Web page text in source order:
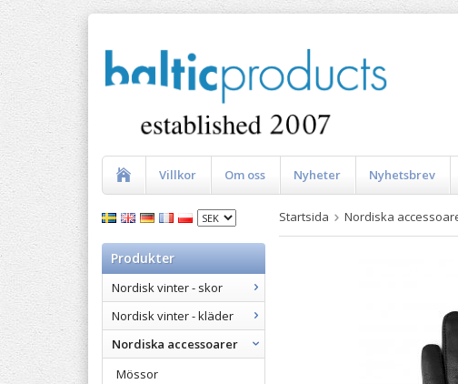
Villkor Om oss Nyheter Nyhetsbrev
Produkter
Nordisk vinter - skor
Nordisk vinter - kläder
Nordiska accessoarer
Mössor
Startsida Nordiska